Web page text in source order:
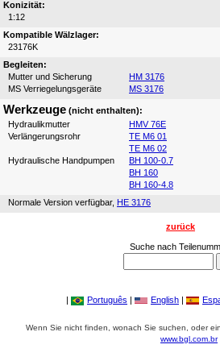
Konizität:
1:12
Kompatible Wälzlager:
23176K
Begleiten:
Mutter und Sicherung
HM 3176
MS Verriegelungsgeräte
MS 3176
Werkzeuge (nicht enthalten):
Hydraulikmutter
HMV 76E
Verlängerungsrohr
TE M6 01
TE M6 02
Hydraulische Handpumpen
BH 100-0.7
BH 160
BH 160-4.8
Normale Version verfügbar, HE 3176
zurück
Suche nach
| Português | English |
Wenn Sie nicht finden, wonach Sie suchen, oder
www.bgl.com.br